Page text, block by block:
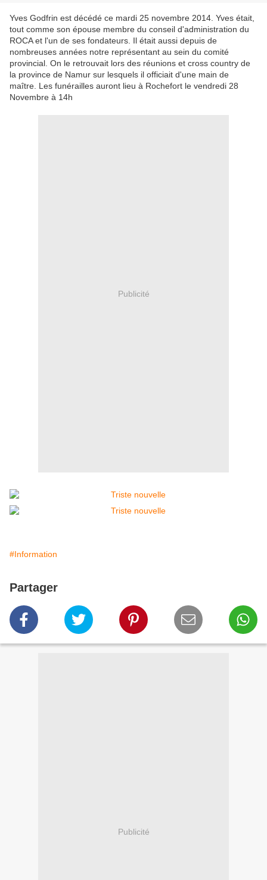
Yves Godfrin est décédé ce mardi 25 novembre 2014. Yves était,
tout comme son épouse membre du conseil d'administration du
ROCA et l'un de ses fondateurs. Il était aussi depuis de
nombreuses années notre représentant au sein du comité
provincial. On le retrouvait lors des réunions et cross country de
la province de Namur sur lesquels il officiait d'une main de
maître. Les funérailles auront lieu à Rochefort le vendredi 28
Novembre à 14h
Publicité
#Information
Partager
Publicité